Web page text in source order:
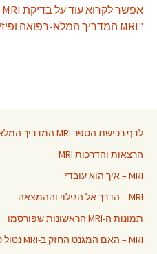
"MRI המדריך המלא-רפואה ופיזיקה נפגשות"
לדף רכישת הספר MRI המדריך המלא
הרצאות והדרכות MRI
MRI – איך הוא עובד?
MRI – הדרך אל הגילוי וההמצאה
תמונות ה-MRI הראשונות שפורסמו
MRI – האם המגנט החזק ב-MRI נטול סיכונים לצוות הרפואי?